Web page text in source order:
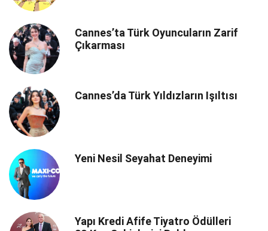
Cannes’ta Türk Oyuncuların Zarif
Çıkarması
Cannes’da Türk Yıldızların Işıltısı
Yeni Nesil Seyahat Deneyimi
Yapı Kredi Afife Tiyatro Ödülleri